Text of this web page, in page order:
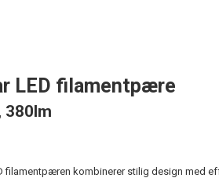
LED filamentpære
380lm
filamentpæren kombinerer stilig design med